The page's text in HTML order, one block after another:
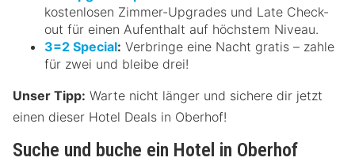
kostenlosen Zimmer-Upgrades und Late Check-
out für einen Aufenthalt auf höchstem Niveau.
3=2 Special: Verbringe eine Nacht gratis – zahle
für zwei und bleibe drei!
Unser Tipp: Warte nicht länger und sichere dir jetzt
einen dieser Hotel Deals in Oberhof!
Suche und buche ein Hotel in Oberhof